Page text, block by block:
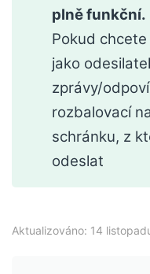
plně funkční.
Pokud
jako
zprávy/
rozbalovací
schránku, z
odeslat
Aktualizováno: 14